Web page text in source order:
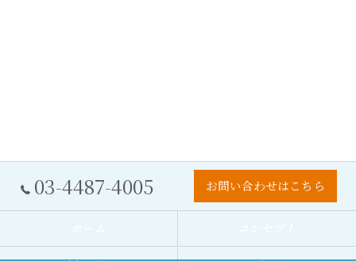
03-4487-4005 お問い合わせはこちら